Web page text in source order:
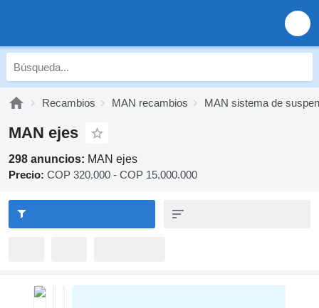
Recambios MAN recambios MAN sistema de
MAN ejes
298 anuncios: MAN ejes
Precio: COP 320.000 - COP 15.000.000